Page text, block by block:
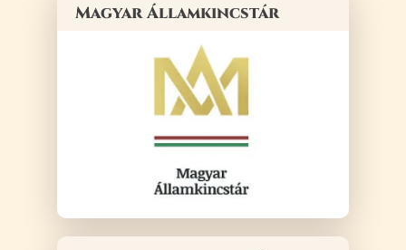
Magyar Államkincstár